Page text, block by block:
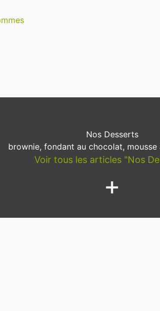
Nos Desserts
brownie, fondant au chocolat, mousse
Voir tous les articles "Nos
+